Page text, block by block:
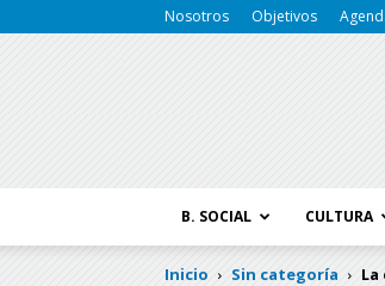
Nosotros Objetivos
B. SOCIAL CULTURA
Inicio Sin categoría